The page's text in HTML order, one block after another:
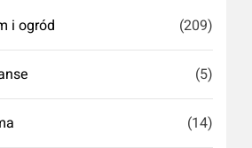
i ogród (209)
(5)
(14)